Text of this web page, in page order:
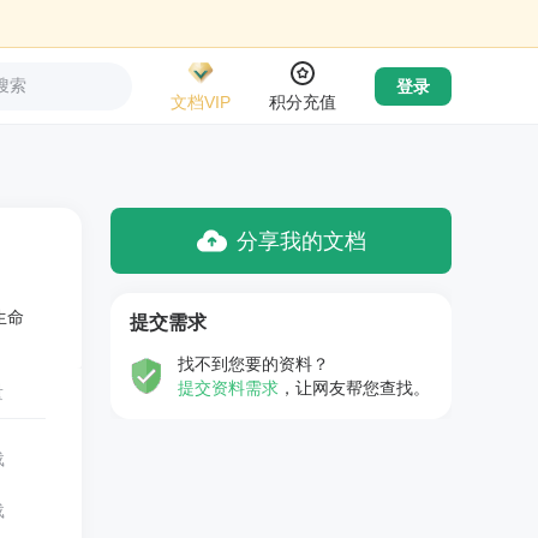
索
文档VIP
积分充值
登录
命
分享我的文档
提交需求
找不到您要的资料？
提交资料需求 ，让网友帮您查找。